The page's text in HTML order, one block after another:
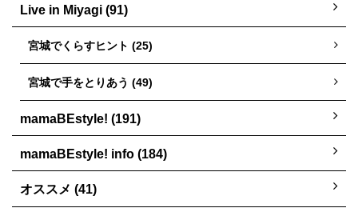
Live in Miyagi (91)
宮城でくらすヒント (25)
宮城で手をとりあう (49)
mamaBEstyle! (191)
mamaBEstyle! info (184)
オススメ (41)